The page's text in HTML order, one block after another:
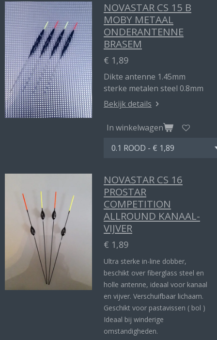
NOVASTAR CS 15 B
MOBY METAAL
ONDERANTENNE
BRASEM
€ 1,89
Dikte antenne 1.45mm
sterke metalen steel 0.8mm
Bekijk details
In winkelwagen
NOVASTAR CS 16
PROSTAR
COMPETITION
ALLROUND KANAAL-
VIJVER
€ 1,89
Ultra sterke in-line dobber,
beschikt over fiberglass steel en
holle antenne, ideaal voor kanaal
en vijver. Verschuifbaar lichaam.
Geschikt voor pastavissen ( bol )
Ideaal bij winderige
omstandigheden.